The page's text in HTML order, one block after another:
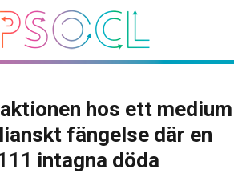
hos ett
fängelse där en
intagna döda